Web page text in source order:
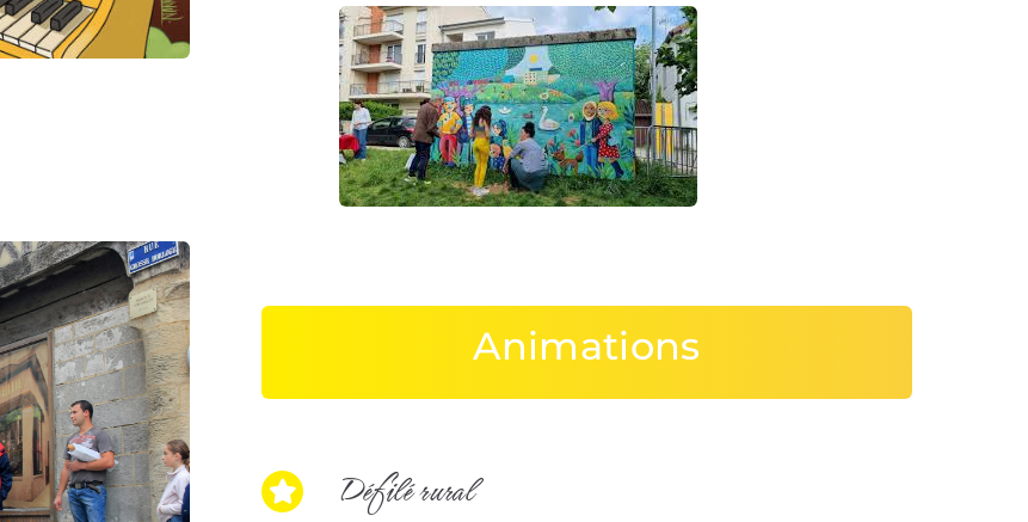
Animations
Défilé rural